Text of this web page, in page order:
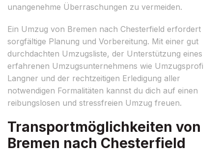
unangenehme Überraschungen zu vermeiden.
Ein Umzug von Bremen nach Chesterfield erfordert
sorgfältige Planung und Vorbereitung. Mit einer gut
durchdachten Umzugsliste, der Unterstützung eines
erfahrenen Umzugsunternehmens wie Umzugsprofi
Langner und der rechtzeitigen Erledigung aller
notwendigen Formalitäten kannst du dich auf einen
reibungslosen und stressfreien Umzug freuen.
Transportmöglichkeiten von
Bremen nach Chesterfield